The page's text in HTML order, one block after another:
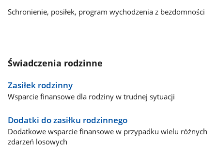
Schronienie, posiłek, program wychodzenia z bezdomności
Świadczenia rodzinne
Zasiłek rodzinny
Wsparcie finansowe dla rodziny w trudnej sytuacji
Dodatki do zasiłku rodzinnego
Dodatkowe wsparcie finansowe w przypadku wielu różnych
zdarzeń losowych